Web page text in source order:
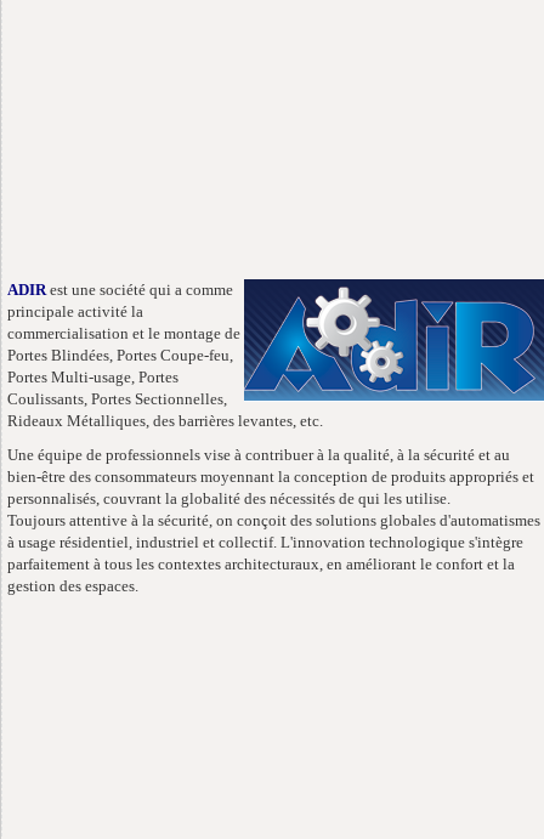
ADIRest une société qui a comme
principale activité la
commercialisation et le montage de
Portes Blindées, Portes Coupe-feu,
Portes Multi-usage, Portes
Coulissants, Portes Sectionnelles,
Rideaux Métalliques, des barrières levantes, etc.
Une équipe de professionnels vise à contribuer à la qualité, à la sécurité et au
bien-être des consommateurs moyennant la conception de produits appropriés et
personnalisés, couvrant la globalité des nécessités de qui les utilise.
Toujours attentive à la sécurité, on conçoit des solutions globales d'automatismes
à usage résidentiel, industriel et collectif. L'innovation technologique s'intègre
parfaitement à tous les contextes architecturaux, en améliorant le confort et la
gestion des espaces.